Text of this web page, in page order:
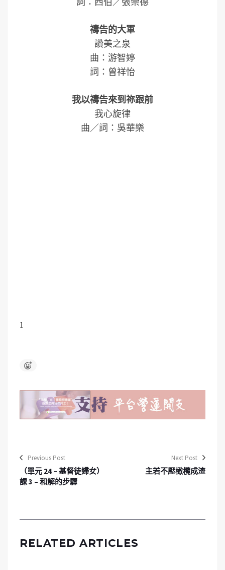
禱告的大軍
讚美之泉
曲：游智婷
詞：曾祥怡
我以禱告來到祢跟前
我心旋律
曲／詞：吳華樂
1
Previous Post
（單元 24 – 基督徒婦女）
課 3 – 和解的步驟
Next Post
主若不壓橄欖成渣
RELATED ARTICLES